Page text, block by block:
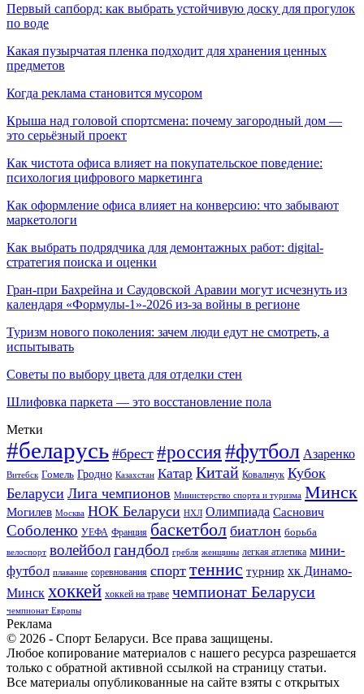
Первый сапборд: как выбрать устойчивую доску для прогулок
по воде
Какая пузырчатая пленка подходит для хранения ценных
предметов
Когда реклама становится мусором
Крыша над головой спортсмена: почему загородный дом —
это серьёзный проект
Как чистота офиса влияет на покупательское поведение:
психология цифрового маркетинга
Как оформление офиса влияет на конверсию: что забывают
маркетологи
Как выбрать подрядчика для демонтажных работ: digital-
стратегия поиска и оценки
Гран-при Бахрейна и Саудовской Аравии могут исчезнуть из
календаря «Формулы-1»-2026 из-за войны в регионе
Туризм нового поколения: зачем люди едут не смотреть, а
испытывать
Советы по выбору цвета для отделки стен
Шлифовка паркета — это восстановление пола
Метки
#беларусь #брест #россия#футбол Азаренко
Витебск Гомель Гродно Казахстан Катар Китай Ковальчук Кубок
Беларуси Лига чемпионов Министерство спорта и туризма Минск
Могилев Москва НОК Беларуси НХЛ Олимпиада Саснович
Соболенко УЕФА Франция баскетбол биатлон борьба
велоспорт волейболгандбол гребля женщины легкая атлетика мини-
футбол плавание соревнования спорт теннис турнир хк Динамо-
Минск хоккей хоккей на траве чемпионат Беларуси
чемпионат Европы
Реклама
© 2026 - Спорт Беларуси. Все права защищены.
Любое копирование материалов с нашего ресурса разрешается
только с обратной активной ссылкой на страницу статьи.
Все материалы опубликованные на сайте взяты с открытых